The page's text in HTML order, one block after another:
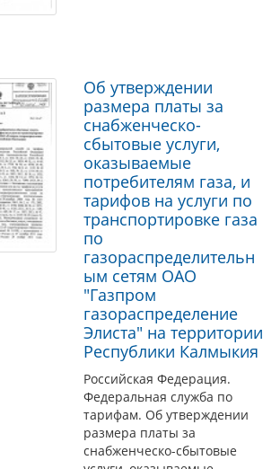
Об утверждении
размера платы за
снабженческо-
сбытовые услуги,
оказываемые
потребителям газа, и
тарифов на услуги по
транспортировке газа
по
газораспределительн
ым сетям ОАО
"Газпром
газораспределение
Элиста" на территории
Республики Калмыкия
Российская Федерация.
Федеральная служба по
тарифам. Об утверждении
размера платы за
снабженческо-сбытовые